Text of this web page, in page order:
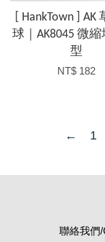
[ HankTown ] AK
球｜AK8045 微
型
NT$ 182
← 1
聯絡我們